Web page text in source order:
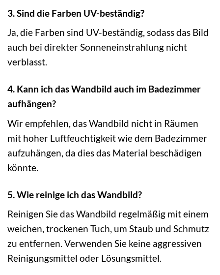
3. Sind die Farben UV-beständig?
Ja, die Farben sind UV-beständig, sodass das Bild
auch bei direkter Sonneneinstrahlung nicht
verblasst.
4. Kann ich das Wandbild auch im Badezimmer
aufhängen?
Wir empfehlen, das Wandbild nicht in Räumen
mit hoher Luftfeuchtigkeit wie dem Badezimmer
aufzuhängen, da dies das Material beschädigen
könnte.
5. Wie reinige ich das Wandbild?
Reinigen Sie das Wandbild regelmäßig mit einem
weichen, trockenen Tuch, um Staub und Schmutz
zu entfernen. Verwenden Sie keine aggressiven
Reinigungsmittel oder Lösungsmittel.